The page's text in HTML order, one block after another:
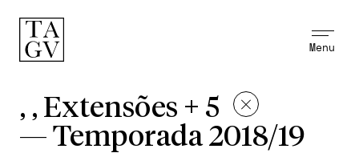
Menu
, , Extensões + 5
— Temporada 2018/19